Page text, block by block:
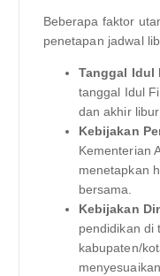
Beberapa faktor
penetapan jadwal
Tanggal Idul
tanggal Idul
dan akhir libur.
Kebijakan
Kementerian
menetapkan
bersama.
Kebijakan
pendidikan di
kabupaten/